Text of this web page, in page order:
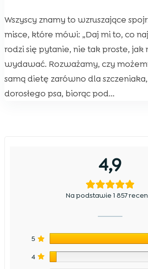
Wszyscy znamy to wzruszające
misce, które mówi: „Daj mi to, co
rodzi się pytanie, nie tak proste, jak
wydawać. Rozważamy, czy
samą dietę zarówno dla
dorosłego psa, biorąc pod...
4,9
Na podstawie 1 857
5
4